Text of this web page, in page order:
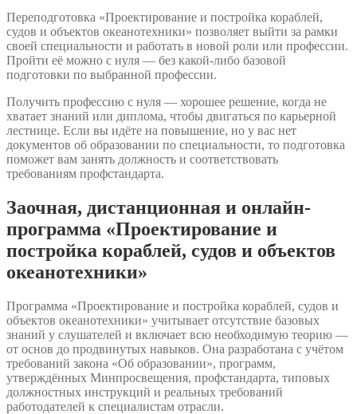
Переподготовка «Проектирование и постройка кораблей,
судов и объектов океанотехники» позволяет выйти за рамки
своей специальности и работать в новой роли или профессии.
Пройти её можно с нуля — без какой-либо базовой
подготовки по выбранной профессии.
Получить профессию с нуля — хорошее решение, когда не
хватает знаний или диплома, чтобы двигаться по карьерной
лестнице. Если вы идёте на повышение, но у вас нет
документов об образовании по специальности, то подготовка
поможет вам занять должность и соответствовать
требованиям профстандарта.
Заочная, дистанционная и онлайн-
программа «Проектирование и
постройка кораблей, судов и объектов
океанотехники»
Программа «Проектирование и постройка кораблей, судов и
объектов океанотехники» учитывает отсутствие базовых
знаний у слушателей и включает всю необходимую теорию —
от основ до продвинутых навыков. Она разработана с учётом
требований закона «Об образовании», программ,
утверждённых Минпросвещения, профстандарта, типовых
должностных инструкций и реальных требований
работодателей к специалистам отрасли.